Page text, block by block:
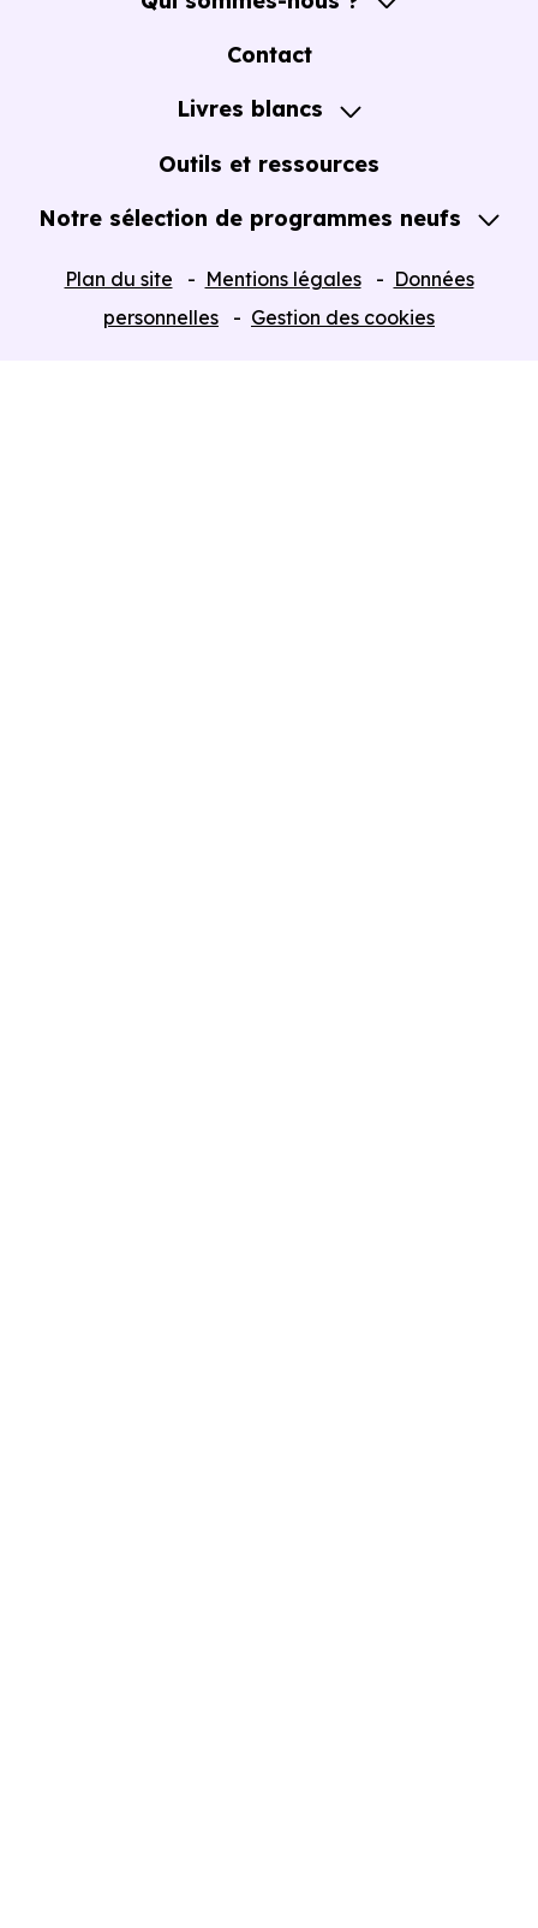
A propos
Contact
Livres blancs
Guide de l'Achat immobilier neuf en VEFA
Outils et ressources
Notre sélection de programmes neufs
Plan du site Mentions légales
Données
personnelles
Gestion des cookies